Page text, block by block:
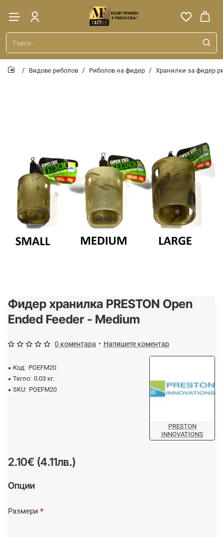
Търси...
Видове риболов Риболов на фидер Хранилки за фидер
Спрян от производство
Фидер хранилка PRESTON Open
Ended Feeder - Medium
Код: POEFM20
Тегло: 0.03 кг.
SKU: POEFM20
PRESTON
INNOVATIONS
0 коментара • Напишете коментар
2.10€ (4.11лв.)
Опции
Размери